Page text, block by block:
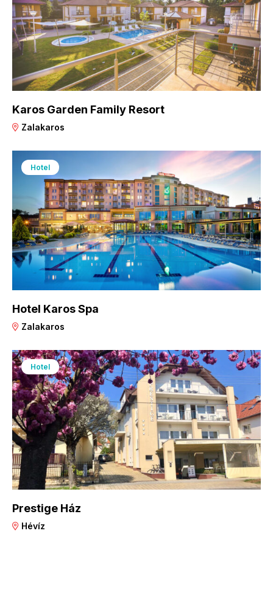
Karos Garden Family Resort
Zalakaros
Hotel
Hotel Karos Spa
Zalakaros
Hotel
Prestige Ház
Hévíz